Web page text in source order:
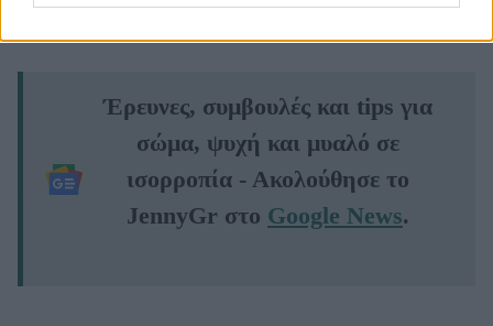
περιβάλλον σου.
Έρευνες, συμβουλές και tips για
σώμα, ψυχή και μυαλό σε
ισορροπία - Ακολούθησε το
JennyGr στο Google News.